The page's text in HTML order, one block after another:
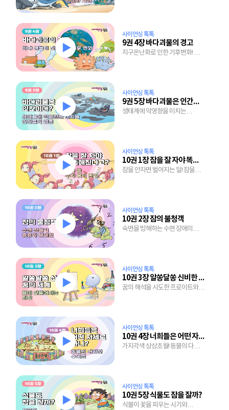
사이언싱 톡톡
9권 4장 바다괴물의 경고
지구온난화로 인한 기후변화! 바다
사이언싱 톡톡
9권 5장 바다괴물은 인간이다?
생태계에 악영향을 미치는
사이언싱 톡톡
10권 1장 잠을 잘 자야 똑똑해진다고?
잠을 안자면 벌어지는 일! 잠을
사이언싱 톡톡
10권 2장 잠의 불청객
숙면을 방해하는 수면 장애의
사이언싱 톡톡
10권 3장 알쏭달쏭 신비한 꿈의 세계
꿈의 해석을 시도한 프로이트와
사이언싱 톡톡
10권 4장 너희들은 어떤 자세로 자니?
가지각색 상상초월! 동물의 다양한
사이언싱 톡톡
10권 5장 식물도 잠을 잘까?
식물이 꽃을 피우는 시기와